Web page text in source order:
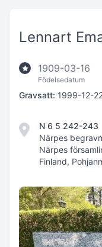
Lennart
1909-03-16
Födelsedatum
Gravsatt: 1999-12-
N 6 5 242-243
Närpes
Närpes
Finland,